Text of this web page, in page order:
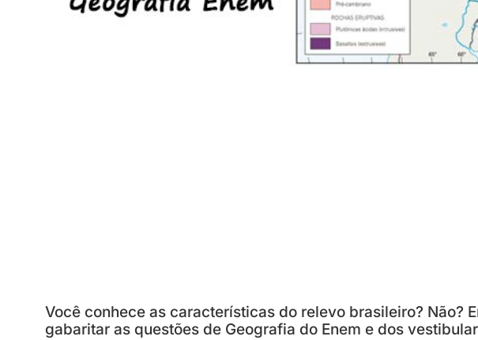
Você conhece as características do relevo brasileiro? Não?
gabaritar as questões de Geografia do Enem e dos